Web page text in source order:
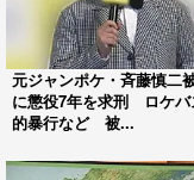
元ジャンポケ・斉藤慎二
に懲役7年を求刑 ロケバ
的暴行など 被...